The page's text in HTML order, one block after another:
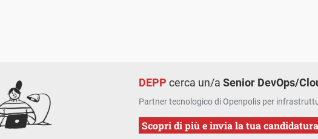
DEPP cerca un/aSenior DevOps/
Partner tecnologico di Openpolis per
Scopri di più e invia la tua